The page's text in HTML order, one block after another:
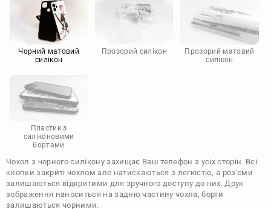
Motorola
Чорний матовий
силікон
Прозорий силікон
Прозорий матовий
силікон
Пластик з
силіконовими
бортами
Чохол з чорного силікону захищає Ваш телефон з усіх сторін. Всі
кнопки закриті чохлом але натискаються з легкістю, а роз'єми
залишаються відкритими для зручного доступу до них. Друк
зображення наноситься на задню частину чохла, борти
залишаються чорними.